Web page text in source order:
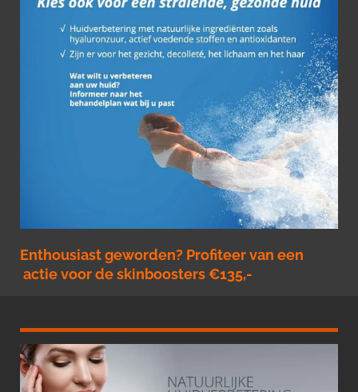
Enthousiast geworden? Profiteer van een
actie voor de skinboosters €135,-